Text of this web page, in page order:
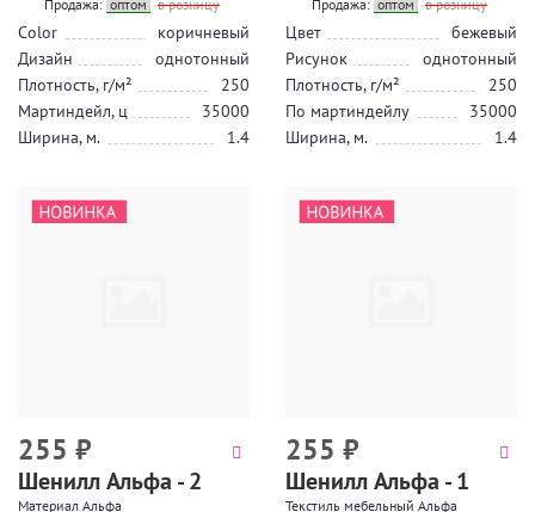
Продажа: оптом в розницу
Color
коричневый
Дизайн
однотонный
Плотность, г/м²
250
Мартиндейл, ц
35000
Ширина, м.
1.4
Продажа: оптом в розницу
Цвет
бежевый
Рисунок
однотонный
Плотность, г/м²
250
По мартиндейлу
35000
Ширина, м.
1.4
255 ₽
Шенилл Альфа - 2
Материал Альфа
255 ₽
Шенилл Альфа - 1
Текстиль мебельный Альфа